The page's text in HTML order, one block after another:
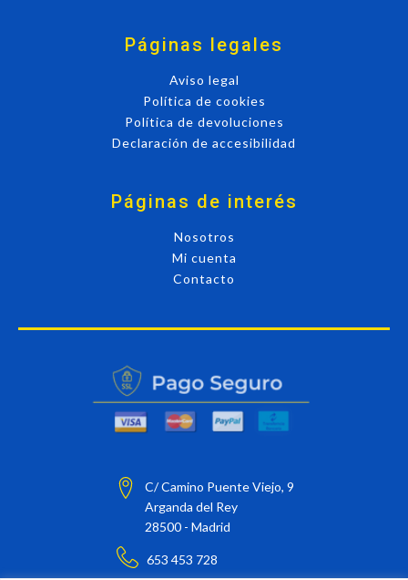
Páginas legales
Aviso legal
Política de cookies
Política de devoluciones
Declaración de accesibilidad
Páginas de interés
Nosotros
Mi cuenta
Contacto
C/ Camino Puente Viejo, 9
Arganda del Rey
28500 - Madrid
653 453 728